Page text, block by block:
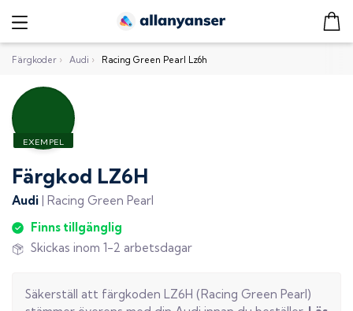
Färgkoder › Audi › Racing Green Pearl Lz6h
Färgkod LZ6H
Audi | Racing Green Pearl
Finns tillgänglig
Skickas inom 1-2 arbetsdagar
Säkerställ att färgkoden LZ6H (Racing Green Pearl)